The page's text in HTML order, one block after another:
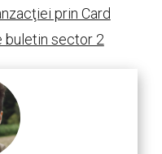
prin Card
buletin sector 2